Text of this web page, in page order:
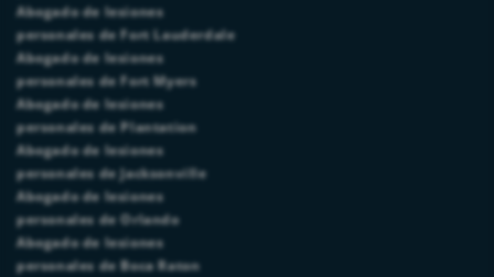
Abogado de lesiones
personales de Fort Lauderdale
Abogado de lesiones
personales de Fort Myers
Abogado de lesiones
personales de Plantation
Abogado de lesiones
personales de Jacksonville
Abogado de lesiones
personales de Orlando
Abogado de lesiones
personales de Boca Raton